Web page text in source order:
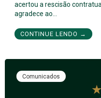
acertou a rescisão
agradece ao…
CONTINUE LENDO →
Comunicados